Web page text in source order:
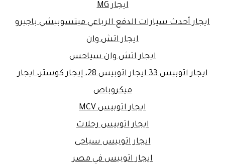
ايجار MG
ايجار أحدث سيارات الدفع الرباعي ميتسوبيشي باجيرو
ايجار اتش وان
ايجار اتش وان سياحس
ايجار اتوبيس 33 ايجار اتوبيس 28، إيجار كوستر، ايجار
ميكروباص
ايجار اتوبيس MCV
ايجار اتوبيس رحلات
ايجار اتوبيس سياحى
ايجار اتوبيس في مصر